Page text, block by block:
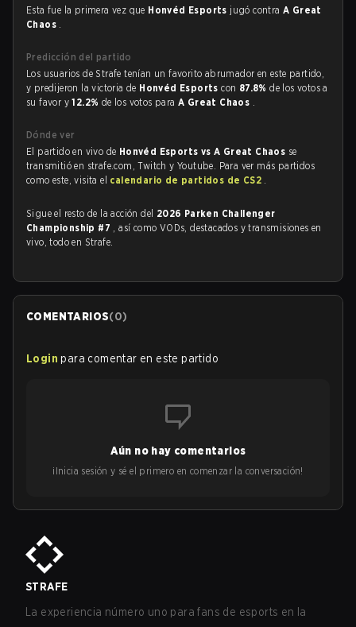
Esta fue la primera vez que Honvéd Esports jugó contraA Great
Chaos .
Predicción del partido
Los usuarios de Strafe tenían un favorito abrumador en este partido,
y predijeron la victoria de Honvéd Esportscon 87.8%de los votos a
su favor y12.2% de los votos paraA Great Chaos .
Dónde ver
El partido en vivo de Honvéd Esports vs A Great Chaos se
transmitió en strafe.com, Twitch y Youtube. Para ver más partidos
como este, visita el calendario de partidos de CS2 .
Sigue el resto de la acción del 2026 Parken Challenger
Championship #7 , así como VODs, destacados y transmisiones en
vivo, todo en Strafe.
COMENTARIOS(0)
Login para comentar en este partido
Aún no hay comentarios
¡Inicia sesión y sé el primero en comenzar la conversación!
STRAFE
La experiencia número uno para fans de esports en la